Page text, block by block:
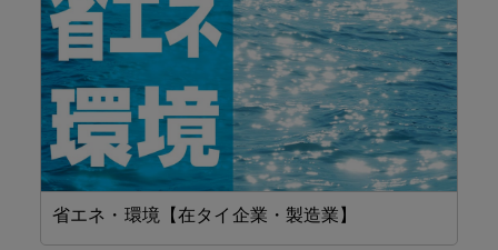
省エネ・環境【在タイ企業・製造業】